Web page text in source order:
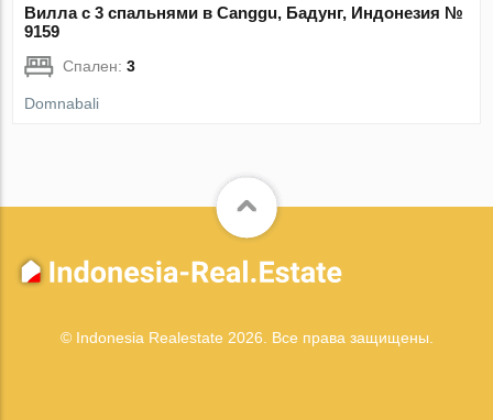
Вилла с 3 спальнями в Canggu, Бадунг, Индонезия №
9159
Спален:3
Domnabali
© Indonesia Realestate 2026. Все права защищены.